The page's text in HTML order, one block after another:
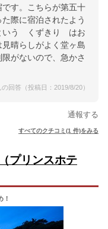
す。こちらが第五十
際に宿泊されたよう
いう くずきり はお
晴らしがよく堂ヶ島
がないので、急かさ
回答（投稿日：2019/8/20）
通報する
すべてのクチコミ(1 件)をみる
プリンスホテ
！